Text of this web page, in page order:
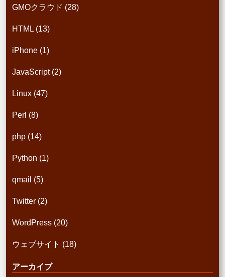
GMOクラウド (28)
HTML (13)
iPhone (1)
JavaScript(2)
Linux (47)
Perl (8)
php (14)
Python (1)
qmail (5)
Twitter (2)
WordPress (20)
ウェブサイト (18)
アーカイブ